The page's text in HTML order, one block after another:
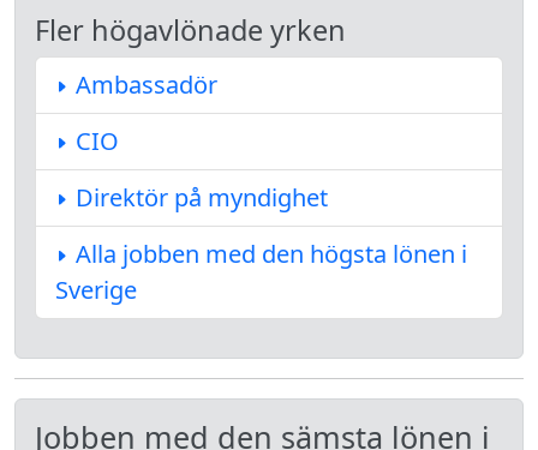
Fler högavlönade yrken
Ambassadör
CIO
Direktör på myndighet
Alla jobben med den högsta lönen i
Sverige
Jobben med den sämsta lönen i